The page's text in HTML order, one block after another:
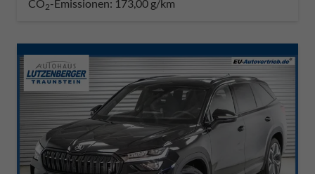
CO2-Emissionen: 173,00 g/km